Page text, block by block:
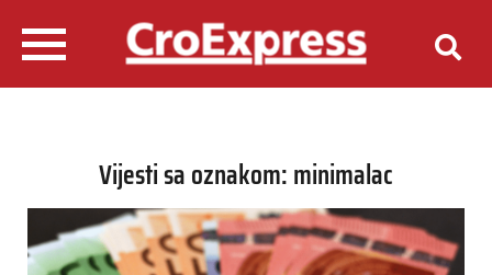
Vijesti sa oznakom: minimalac